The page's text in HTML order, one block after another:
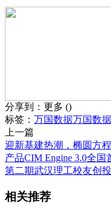
分享到： 更多 ()
标签： 万国数据万国数
上一篇
迎新基建热潮，椭圆方
产品CIM Engine 3.0全国
第二期武汉理工校友创
相关推荐